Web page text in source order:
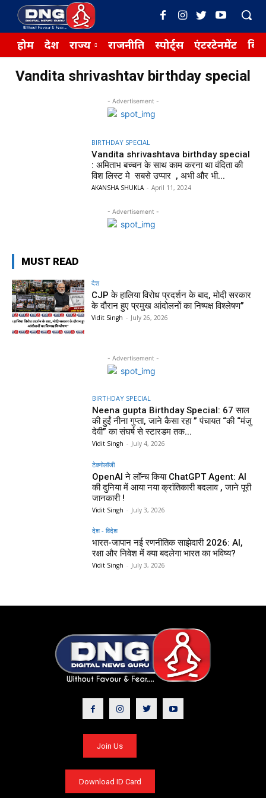
होम देश राज्य राजनीति स्पोर्ट्स एंटरटेनमेंट
Vandita shrivashtav birthday special
- Advertisement -
BIRTHDAY SPECIAL
Vandita shrivashtava birthday special
: अमिताभ बच्चन के साथ काम करना था वंदिता की
विश लिस्ट मे सबसे उप्पार , अभी और भी...
AKANSHA SHUKLA - April 11, 2024
- Advertisement -
MUST READ
देश
CJP के हालिया विरोध प्रदर्शन के बाद, मोदी सरकार
के दौरान हुए प्रमुख आंदोलनों का निष्पक्ष विश्लेषण”
Vidit Singh - July 26, 2026
- Advertisement -
BIRTHDAY SPECIAL
Neena gupta Birthday Special: 67 साल
की हुईं नीना गुप्ता, जाने कैसा रहा ” पंचायत “की “मंजु
देवी” का संघर्ष से स्टारडम तक...
Vidit Singh - July 4, 2026
टेक्नोलॉजी
OpenAI ने लॉन्च किया ChatGPT Agent: AI
की दुनिया में आया नया क्रांतिकारी बदलाव , जाने पूरी
जानकारी !
Vidit Singh - July 3, 2026
देश - विदेश
भारत-जापान नई रणनीतिक साझेदारी 2026: AI,
रक्षा और निवेश में क्या बदलेगा भारत का भविष्य?
Vidit Singh - July 3, 2026
Join Us
Download ID Card